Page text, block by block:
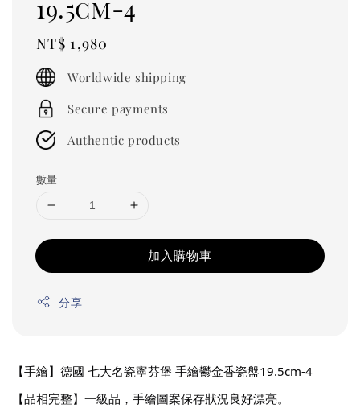
19.5cm-4
Regular
price
NT$ 1,980
Worldwide shipping
Secure payments
Authentic products
數量
加入購物車
分享
【手繪】德國 七大名瓷寧芬堡 手繪鬱金香瓷盤19.5cm-4
【品相完整】一級品，手繪圖案保存狀況良好漂亮。